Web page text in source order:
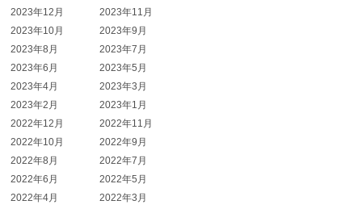
2023年12月
2023年11月
2023年10月
2023年9月
2023年8月
2023年7月
2023年6月
2023年5月
2023年4月
2023年3月
2023年2月
2023年1月
2022年12月
2022年11月
2022年10月
2022年9月
2022年8月
2022年7月
2022年6月
2022年5月
2022年4月
2022年3月